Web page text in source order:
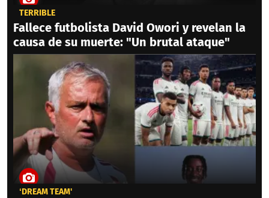
TERRIBLE
Fallece futbolista David Owori y revelan la
causa de su muerte: "Un brutal ataque"
‘DREAM TEAM'